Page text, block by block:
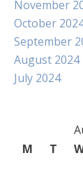
November
October
September
August 2024
July 2024
M
T